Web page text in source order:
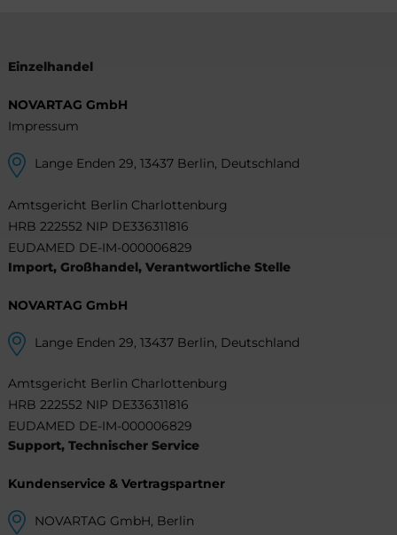
Einzelhandel
NOVARTAG GmbH
Impressum
Lange Enden 29, 13437 Berlin, Deutschland
Amtsgericht Berlin Charlottenburg
HRB 222552 NIP DE336311816
EUDAMED DE-IM-000006829
Import, Großhandel, Verantwortliche Stelle
NOVARTAG GmbH
Lange Enden 29, 13437 Berlin, Deutschland
Amtsgericht Berlin Charlottenburg
HRB 222552 NIP DE336311816
EUDAMED DE-IM-000006829
Support, Technischer Service
Kundenservice & Vertragspartner
NOVARTAG GmbH, Berlin